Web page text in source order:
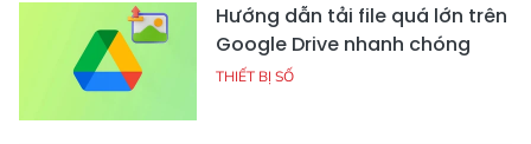
Hướng dẫn tải file quá lớn trên
Google Drive nhanh chóng
THIẾT BỊ SỐ